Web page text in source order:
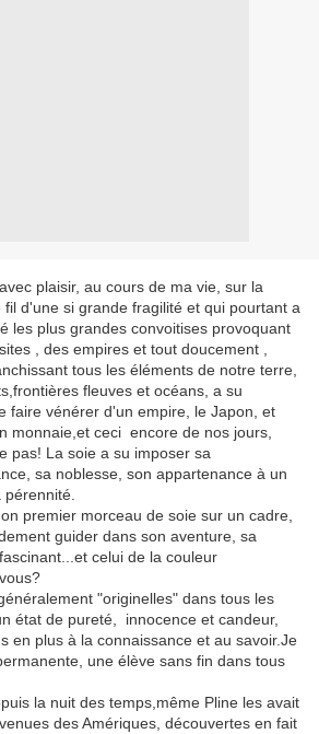
plaisir, au cours de ma vie, sur la
d'une si grande fragilité et qui pourtant a
les plus grandes convoitises provoquant
, des empires et tout doucement ,
tous les éléments de notre terre,
fleuves et océans, a su
faire vénérer d'un empire, le Japon, et
monnaie,et ceci encore de nos jours,
pas! La soie a su imposer sa
sa noblesse, son appartenance à un
premier morceau de soie sur un cadre,
guider dans son aventure, sa
celui de la couleur
"originelles" dans tous les
état de pureté, innocence et candeur,
en plus à la connaissance et au savoir.Je
une élève sans fin dans tous
la nuit des temps,même Pline les avait
des Amériques, découvertes en fait